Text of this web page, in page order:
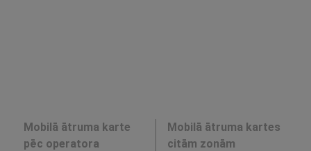
Mobilā ātruma karte
pēc operatora
Mobilā ātruma kartes
citām zonām